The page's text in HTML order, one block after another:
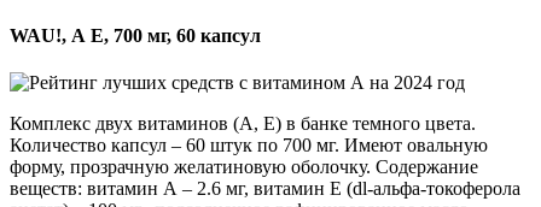
WAU!, А Е, 700 мг, 60 капсул
Комплекс двух витаминов (А, Е) в банке темного цвета.
Количество капсул – 60 штук по 700 мг. Имеют овальную
форму, прозрачную желатиновую оболочку. Содержание
веществ: витамин А – 2.6 мг, витамин Е (dl-альфа-токоферола